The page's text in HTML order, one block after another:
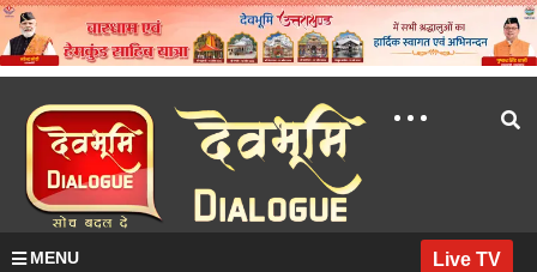
MENU Live TV